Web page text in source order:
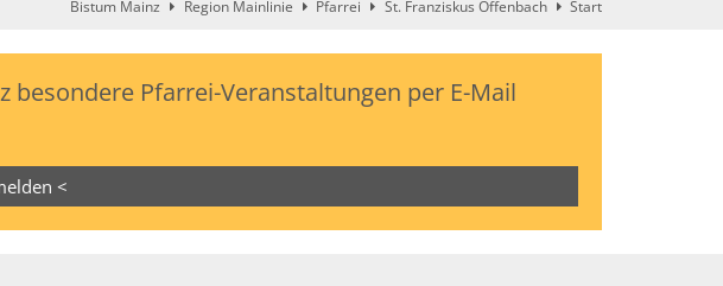
Bistum Mainz Region Mainlinie Pfarrei St. Franziskus Offenbach Start
Pfarrei-Veranstaltungen per E-Mail
<